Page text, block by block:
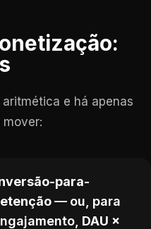
e há apenas
para-
— ou, para
DAU ×